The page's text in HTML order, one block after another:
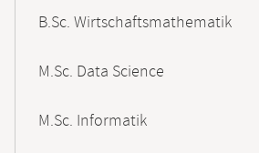
B.Sc. Wirtschaftsmathematik
M.Sc. Data Science
M.Sc. Informatik